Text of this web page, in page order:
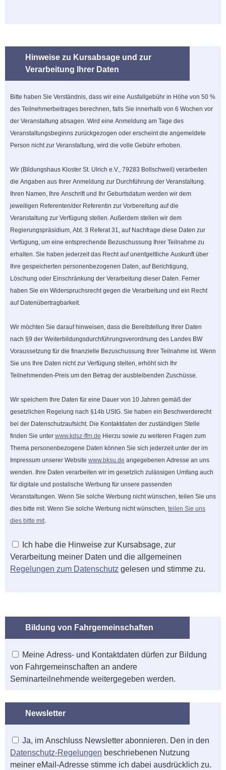
Hinweise zu Kursabsage und zur
Verarbeitung Ihrer Daten
Bitte haben Sie Verständnis, dass wir eine Ausfallgebühr in Höhe von 50 %
des Teilnehmerbeitrages berechnen, falls Sie innerhalb von 6 Wochen vor
der Veranstaltung absagen. Wird eine Anmeldung am Tage des
Veranstaltungsbeginns zurückgezogen oder erscheint die angemeldete
Person nicht zur Veranstaltung, wird die volle Gebühr erhoben.
Wir (Bildungshaus Kloster St. Ulrich e.V., 79283 Bollschweil) verarbeiten
die Angaben aus Ihrer Anmeldung zur Durchführung der Veranstaltung.
Ihren Namen, Ihre Anschrift und Ihr Geburtsdatum werden wir dem
jeweiligen Referenten/der Referentin zur Vorbereitung auf die
Veranstaltung zur Verfügung stellen. Außerdem stellen wir dem
Regierungspräsidium, Abt. 3 Referat 31, auf Nachfrage diese Daten zur
Verfügung, um eine entsprechende Bezuschussung Ihrer Teilnahme zu
erhalten. Sie haben jederzeit das Recht auf unentgeltliche Auskunft über
Ihre gespeicherten personenbezogenen Daten, auf Berichtigung,
Löschung oder Einschränkung der Verarbeitung dieser Daten. Ferner
haben Sie ein Widerspruchsrecht gegen die Verarbeitung und ein Recht
auf Datenübertragbarkeit.
Wir möchten Sie darauf hinweisen, dass die Bereitstellung Ihrer Daten
nach §9 der Weiterbildungsdurchführungsverordnung des Landes BW
Voraussetzung für die finanzielle Bezuschussung Ihrer Teilnahme ist. Wenn
Sie uns Ihre Daten nicht zur Verfügung stellen, erhöht sich Ihr
Teilnehmenden-Preis um den Betrag der ausbleibenden Zuschüsse.
Wir speichern Ihre Daten für eine Dauer von 10 Jahren gemäß der
gesetzlichen Regelung nach §14b UStG. Sie haben ein Beschwerderecht
bei der Datenschutzaufsicht. Die Kontaktdaten der zuständigen Stelle
finden Sie unter www.kdsz-ffm.de Hierzu sowie zu weiteren Fragen zum
Thema personenbezogene Daten können Sie sich jederzeit unter der im
Impressum unserer Website www.bksu.de angegebenen Adresse an uns
wenden. Ihre Daten verarbeiten wir im gesetzlich zulässigen Umfang auch
für digitale und postalische Werbung für unsere passenden
Veranstaltungen. Wenn Sie solche Werbung nicht wünschen, teilen Sie uns
dies bitte mit. Wenn Sie solche Werbung nicht wünschen, teilen Sie uns
dies bitte mit.
Ich habe die Hinweise zur Kursabsage, zur
Verarbeitung meiner Daten und die allgemeinen
Regelungen zum Datenschutz gelesen und stimme zu.
Bildung von Fahrgemeinschaften
Meine Adress- und Kontaktdaten dürfen zur Bildung
von Fahrgemeinschaften an andere
Seminarteilnehmende weitergegeben werden.
Newsletter
Ja, im Anschluss Newsletter abonnieren. Den in den
Datenschutz-Regelungen beschriebenen Nutzung
meiner eMail-Adresse stimme ich dabei ausdrücklich zu.